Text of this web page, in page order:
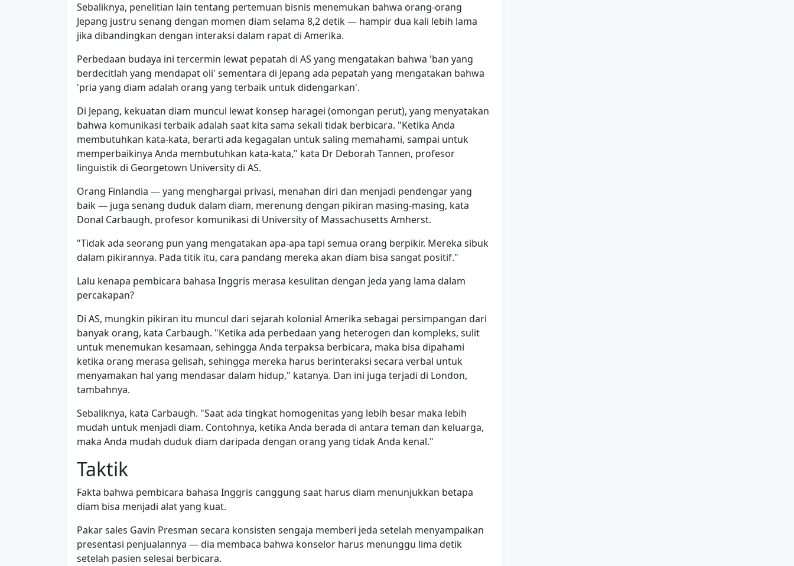
Sebaliknya, penelitian lain tentang pertemuan bisnis menemukan bahwa orang-orang
Jepang justru senang dengan momen diam selama 8,2 detik — hampir dua kali lebih lama
jika dibandingkan dengan interaksi dalam rapat di Amerika.
Perbedaan budaya ini tercermin lewat pepatah di AS yang mengatakan bahwa 'ban yang
berdecitlah yang mendapat oli' sementara di Jepang ada pepatah yang mengatakan bahwa
'pria yang diam adalah orang yang terbaik untuk didengarkan'.
Di Jepang, kekuatan diam muncul lewat konsep haragei (omongan perut), yang menyatakan
bahwa komunikasi terbaik adalah saat kita sama sekali tidak berbicara. "Ketika Anda
membutuhkan kata-kata, berarti ada kegagalan untuk saling memahami, sampai untuk
memperbaikinya Anda membutuhkan kata-kata," kata Dr Deborah Tannen, profesor
linguistik di Georgetown University di AS.
Orang Finlandia — yang menghargai privasi, menahan diri dan menjadi pendengar yang
baik — juga senang duduk dalam diam, merenung dengan pikiran masing-masing, kata
Donal Carbaugh, profesor komunikasi di University of Massachusetts Amherst.
"Tidak ada seorang pun yang mengatakan apa-apa tapi semua orang berpikir. Mereka sibuk
dalam pikirannya. Pada titik itu, cara pandang mereka akan diam bisa sangat positif."
Lalu kenapa pembicara bahasa Inggris merasa kesulitan dengan jeda yang lama dalam
percakapan?
Di AS, mungkin pikiran itu muncul dari sejarah kolonial Amerika sebagai persimpangan dari
banyak orang, kata Carbaugh. "Ketika ada perbedaan yang heterogen dan kompleks, sulit
untuk menemukan kesamaan, sehingga Anda terpaksa berbicara, maka bisa dipahami
ketika orang merasa gelisah, sehingga mereka harus berinteraksi secara verbal untuk
menyamakan hal yang mendasar dalam hidup," katanya. Dan ini juga terjadi di London,
tambahnya.
Sebaliknya, kata Carbaugh. "Saat ada tingkat homogenitas yang lebih besar maka lebih
mudah untuk menjadi diam. Contohnya, ketika Anda berada di antara teman dan keluarga,
maka Anda mudah duduk diam daripada dengan orang yang tidak Anda kenal."
Taktik
Fakta bahwa pembicara bahasa Inggris canggung saat harus diam menunjukkan betapa
diam bisa menjadi alat yang kuat.
Pakar sales Gavin Presman secara konsisten sengaja memberi jeda setelah menyampaikan
presentasi penjualannya — dia membaca bahwa konselor harus menunggu lima detik
setelah pasien selesai berbicara.